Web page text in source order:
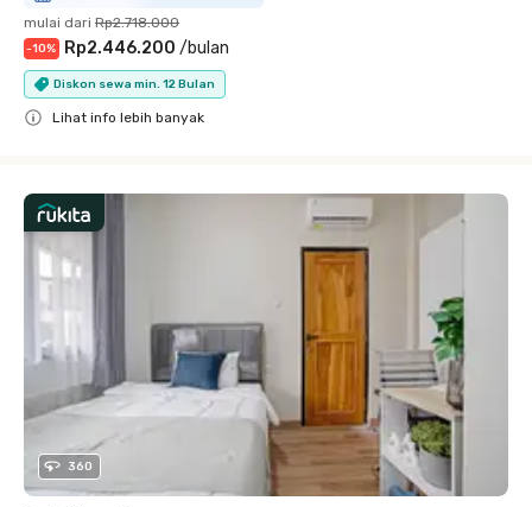
mulai dari Rp2.718.000
-10% Rp2.446.200 /bulan
Diskon sewa min. 12 Bulan
Lihat info lebih banyak
360